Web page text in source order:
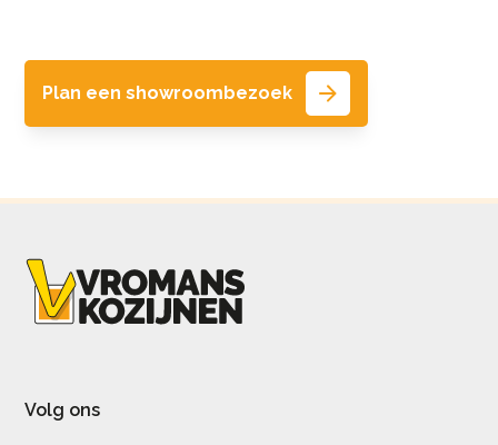
Plan een showroombezoek
Volg ons